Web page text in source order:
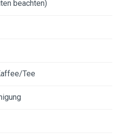
beachten)
Tee